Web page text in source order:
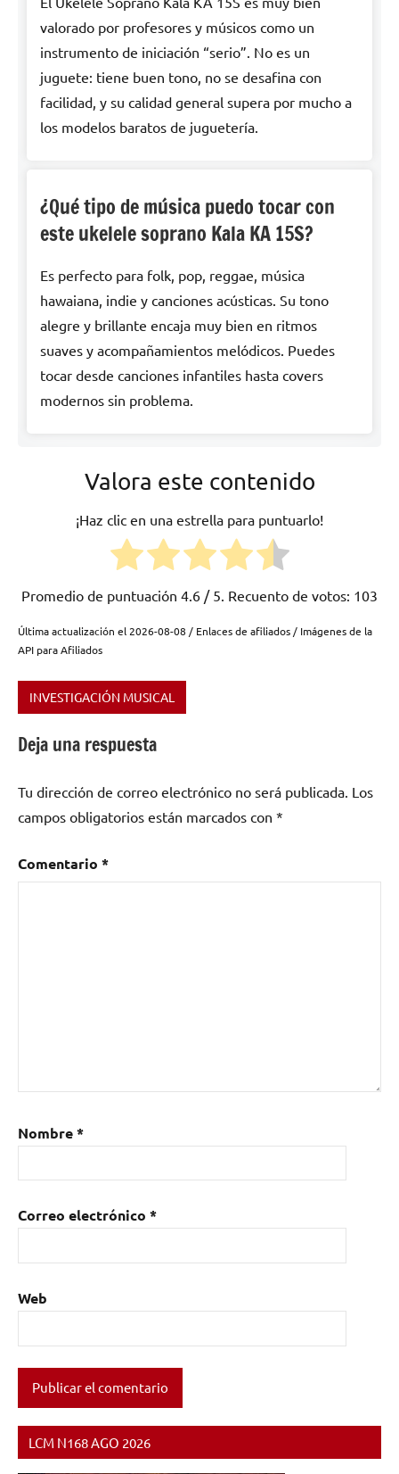
valorado por profesores y músicos como un
instrumento de iniciación “serio”. No es un
juguete: tiene buen tono, no se desafina con
facilidad, y su calidad general supera por mucho a
los modelos baratos de juguetería.
¿Qué tipo de música puedo tocar con
este ukelele soprano Kala KA 15S?
Es perfecto para folk, pop, reggae, música
hawaiana, indie y canciones acústicas. Su tono
alegre y brillante encaja muy bien en ritmos
suaves y acompañamientos melódicos. Puedes
tocar desde canciones infantiles hasta covers
modernos sin problema.
Valora este contenido
¡Haz clic en una estrella para puntuarlo!
Promedio de puntuación 4.6 / 5. Recuento de votos: 103
Última actualización el 2026-08-08 / Enlaces de afiliados / Imágenes de la
API para Afiliados
ukelele
INVESTIGACIÓN MUSICAL
Deja una respuesta
Tu dirección de correo electrónico no será publicada. Los
campos obligatorios están marcados con *
Comentario *
Nombre*
Correo electrónico *
Web
LCM N168 AGO 2026